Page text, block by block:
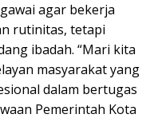
agar bekerja
rutinitas, tetapi
ibadah. “Mari kita
masyarakat yang
dalam bertugas
Pemerintah Kota